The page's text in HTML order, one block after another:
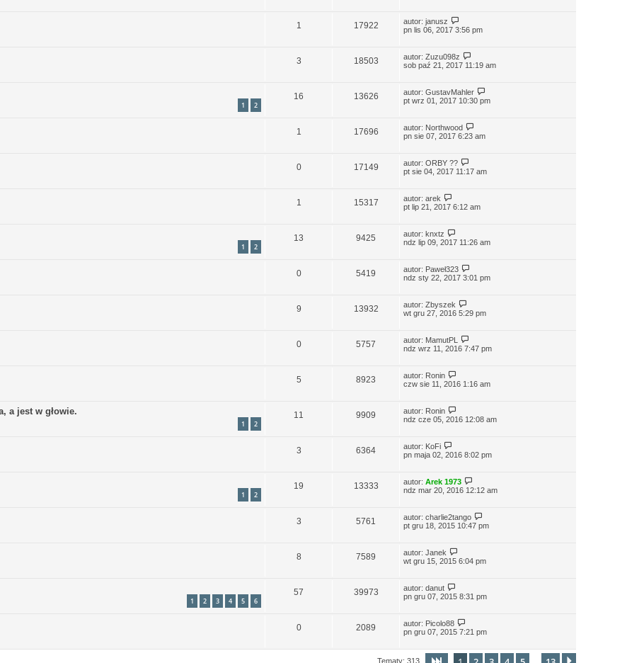
1 17922 autor: janusz
pn lis 06, 2017 3:56 pm
3 18503 autor: Zuzu098z
sob paź 21, 2017 11:19 am
1 2
16 13626 autor: GustavMahler
pt wrz 01, 2017 10:30 pm
1 17696 autor: Northwood
pn sie 07, 2017 6:23 am
0 17149 autor: ORBY ??
pt sie 04, 2017 11:17 am
1 15317 autor: arek
pt lip 21, 2017 6:12 am
1 2
13 9425 autor: knxtz
ndz lip 09, 2017 11:26 am
0 5419 autor: Paweł323
ndz sty 22, 2017 3:01 pm
9 13932 autor: Zbyszek
wt gru 27, 2016 5:29 pm
0 5757 autor: MamutPL
ndz wrz 11, 2016 7:47 pm
5 8923 autor: Ronin
czw sie 11, 2016 1:16 am
a jest w głowie.
1 2
11 9909 autor: Ronin
ndz cze 05, 2016 12:08 am
3 6364 autor: KoFi
pn maja 02, 2016 8:02 pm
1 2
19 13333 autor: Arek 1973
ndz mar 20, 2016 12:12 am
3 5761 autor: charlie2tango
pt gru 18, 2015 10:47 pm
8 7589 autor: Janek
wt gru 15, 2015 6:04 pm
1 2 3 4 5 6
57 39973 autor: danut
pn gru 07, 2015 8:31 pm
0 2089 autor: Picolo88
pn gru 07, 2015 7:21 pm
Tematy: 313